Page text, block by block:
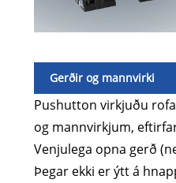
Gerðir og mannvirki
Pushutton virkjuðu
og mannvirkjum,
Venjulega opna gerð
Þegar ekki er ýtt á